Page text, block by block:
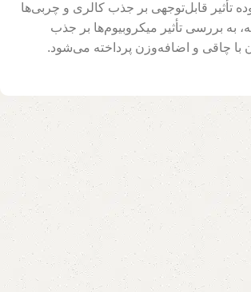
تأثیر قابل‌توجهی بر جذب کالری و چربی‌ها
به بررسی تأثیر میکروبیوم‌ها بر جذب
با چاقی و اضافه‌وزن پرداخته می‌شود.